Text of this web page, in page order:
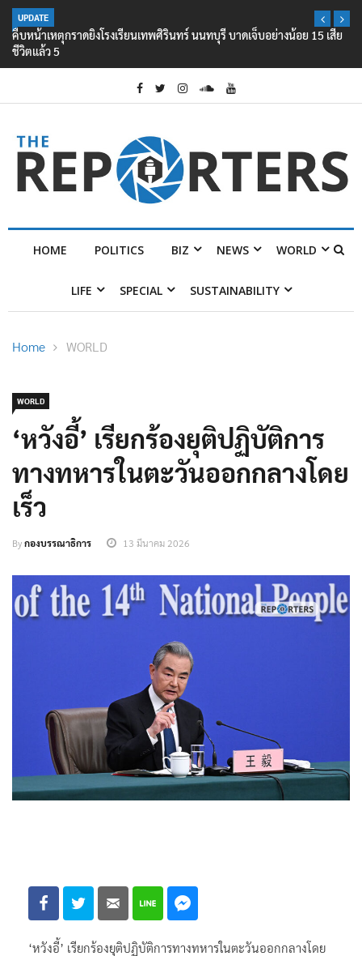
UPDATE
คืบหน้าเหตุกราดยิงโรงเรียนเทพศิรินทร์ นนทบุรี บาดเจ็บอย่างน้อย 15 เสีย
ชีวิตแล้ว 5
HOME POLITICS BIZ NEWS WORLD
LIFE SPECIAL SUSTAINABILITY
Home WORLD
WORLD
‘หวังอี้’ เรียกร้องยุติปฏิบัติการ
ทางทหารในตะวันออกกลางโดย
เร็ว
Byกองบรรณาธิการ 13 มีนาคม 2026
‘หวังอี้’ เรียกร้องยุติปฏิบัติการทางทหารในตะวันออกกลางโดย